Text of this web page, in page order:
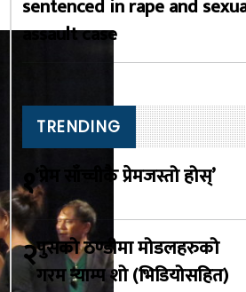
sentenced in rape and
assault case
TRENDING
१‘प्रेम साँच्चीकै प्रेमजस्तो होस्’
२पुसको ठण्डीमा मोडलहरुको
गरम र्‍याम्प शो (भिडियोसहित)